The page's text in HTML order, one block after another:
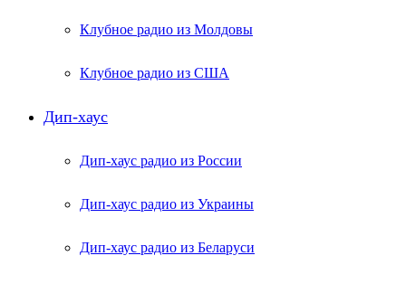
Клубное радио из Молдовы
Клубное радио из США
Дип-хаус
Дип-хаус радио из России
Дип-хаус радио из Украины
Дип-хаус радио из Беларуси